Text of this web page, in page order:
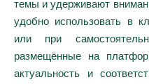
темы и удерживают
удобно использовать в
или при
размещённые на
актуальность и